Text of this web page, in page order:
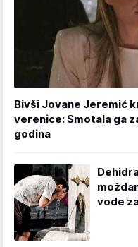
Bivši Jovane Jeremić
verenice: Smotala ga
godina
vode